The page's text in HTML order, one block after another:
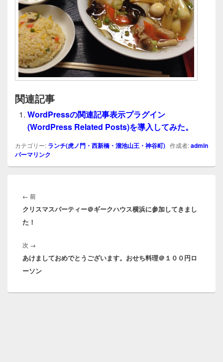
関連記事
WordPressの関連記事表示プラグイン
(WordPress Related Posts)を導入してみた。
カテゴリー: ランチ(虎ノ門・西新橋・溜池山王・神谷町) 作成者:admin
パーマリンク
稿
ナ
ビ
ゲ
シ
ョ
ン
← 前前
の
クリスマスパーティー＠ギークハウス横浜に参加してきまし
た！
次 →
の
投
あけましておめでとうございます。おせち料理＠１００円ロ
ーソン